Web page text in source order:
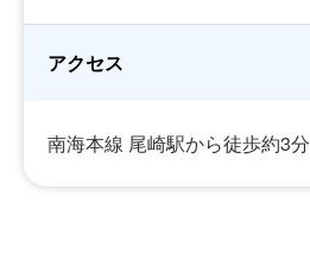
アクセス
南海本線 尾崎駅から徒歩約3分